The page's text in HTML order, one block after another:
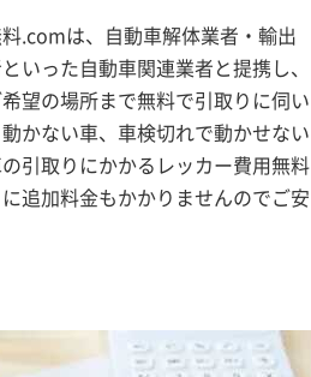
.comは、自動車解体業者・輸出
いった自動車関連業者と提携し、
望の場所まで無料で引取りに伺い
かない車、車検切れで動かせない
引取りにかかるレッカー費用無料
追加料金もかかりませんのでご安